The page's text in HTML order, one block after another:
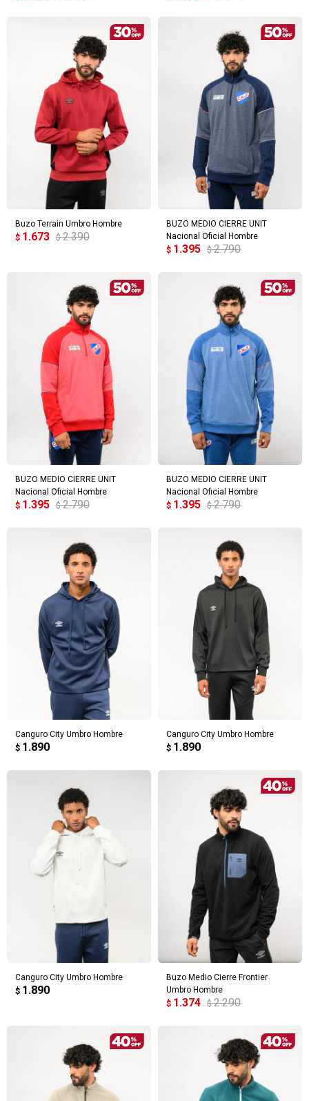
Buzo Terrain Umbro Hombre
$ 1.673 $ 2.390
BUZO MEDIO CIERRE UNIT
Nacional Oficial Hombre
$ 1.395 $ 2.790
BUZO MEDIO CIERRE UNIT
Nacional Oficial Hombre
$ 1.395 $ 2.790
BUZO MEDIO CIERRE UNIT
Nacional Oficial Hombre
$ 1.395 $ 2.790
Canguro City Umbro Hombre
$ 1.890
Canguro City Umbro Hombre
$ 1.890
Canguro City Umbro Hombre
$ 1.890
Buzo Medio Cierre Frontier
Umbro Hombre
$ 1.374 $ 2.290
¡Sumate a la forma más ágil de
Comprá en 3 cuotas sin recargo o hasta en
12 cuotas * ¡Solo con tu cédula!
* sujeto aprobación crediticia.